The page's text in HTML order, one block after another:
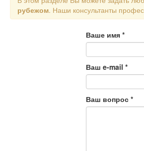
рубежом. Наши консультанты
Ваше имя *
Ваш e-mail *
Ваш вопрос *